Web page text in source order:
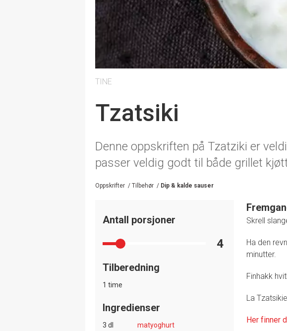
TINE
Tzatsiki
Denne oppskriften på Tzatziki er
passer veldig godt til både grillet
Oppskrifter / Tilbehør / Dip & kalde sauser
Antall porsjoner
4
Tilberedning
1 time
Ingredienser
3 dl
matyoghurt
Skrell
Ha den
minutter.
Finhakk
La
Her finner